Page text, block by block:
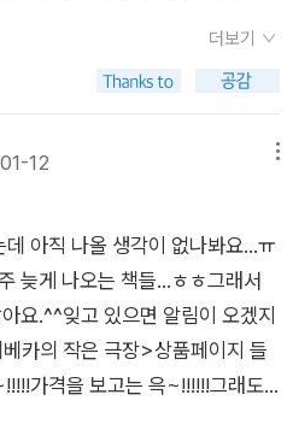
길은 묘지의 길로만 났으므로 삶
름으로 산 자의 이름을 대신 썼
는 다정한 우리가 늘어선 탈색된
함께 전주곡 같은 햇살이 쏟아
은 길 흰 눈 시작되는 나라 먼
맨발로 서서 기차가 멈추지 않
속에서 반 발짝의 무덤 네가 가
림 기차가 달리지 않아 사라지
좋다. 좋아서 정말 미칠 것 같다.
얼마나 건강한가. 구체적으로 살
지 한 시라니. 귀엽고 발랄한 시
인에게 책상은 저마다 다른 추억
존재했고 설명하기 어려운 불
책상과 함께 책상이라는 이미지
에게 책상은 어디에나 존재했다.
다. ‘책상은 나무를 호명한다. 나
중은 새를 다시 호명할 것이다. 새
벼움은 운동하는 발을, 운동하는
내 손이 닿았던 책상들이 떠다닌
었다. 퇴원 일주일 후에는 가까운
결과는 나쁘지 않았다. 다시 일
의사를 만났다. 염증 수치를
술 부위도 깨끗하다며 의사는 담
답변을 해주었고 2달 후 CT를
다. 생사를 결정하는 수술을 한 건
수술이었다. 수술 후 마취에서
로 수술을 했다는 말을 듣고 감사
다. 이 공간에서는 조카가 나를
루 종일 같이 시간을 보내는 건
더보기
12
아직 나올 생각이 없나봐요...ㅠ
늦게 나오는 책들...ㅎㅎ그래서
요.^^잊고 있으면 알림이 오겠지
카의 작은 극장>상품페이지 들
가격을 보고는 윽~!!!!!!그래도